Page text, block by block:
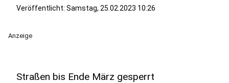
Veröffentlicht: Samstag, 25.02.2023 10:26
Anzeige
Straßen bis Ende März gesperrt